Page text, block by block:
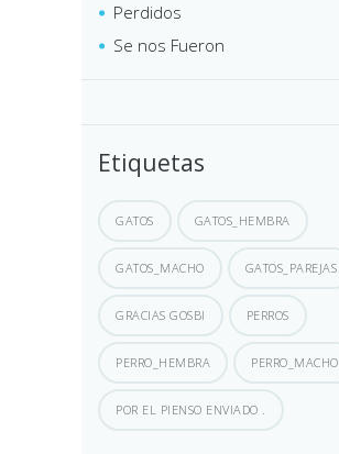
Perdidos
Se nos Fueron
Etiquetas
GATOS GATOS_HEMBRA
GATOS_MACHO GATOS_PAREJAS
GRACIAS GOSBI PERROS
PERRO_HEMBRA PERRO_MACHO
POR EL PIENSO ENVIADO .